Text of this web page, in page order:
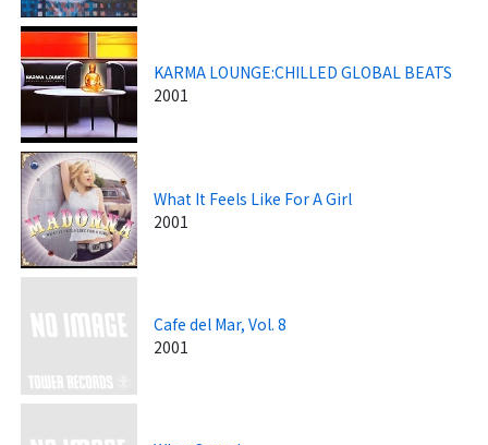
KARMA LOUNGE:CHILLED GLOBAL BEATS
2001
What It Feels Like For A Girl
2001
Cafe del Mar, Vol. 8
2001